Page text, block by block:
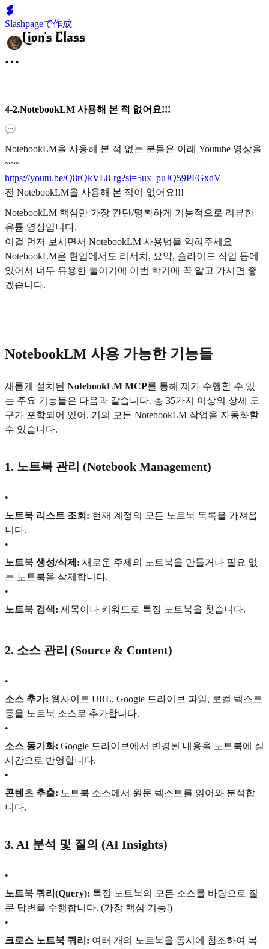
Slashpageで作成
4-2.NotebookLM 사용해 본 적 없어요!!!
NotebookLM을 사용해 본 적 없는 분들은 아래 Youtube 영상을
~~~
https://youtu.be/Q8rQkVL8-rg?si=5ux_puJQ59PFGxdV
전 NotebookLM을 사용해 본 적이 없어요!!!
NotebookLM 핵심만 가장 간단/명확하게 기능적으로 리뷰한
유튭 영상입니다.
이걸 먼저 보시면서 NotebookLM 사용법을 익혀주세요
NotebookLM은 현업에서도 리서치, 요약, 슬라이드 작업 등에
있어서 너무 유용한 툴이기에 이번 학기에 꼭 알고 가시면 좋
겠습니다.
NotebookLM 사용 가능한 기능들
새롭게 설치된 NotebookLM MCP를 통해 제가 수행할 수 있
는 주요 기능들은 다음과 같습니다. 총 35가지 이상의 상세 도
구가 포함되어 있어, 거의 모든 NotebookLM 작업을 자동화할
수 있습니다.
1. 노트북 관리 (Notebook Management)
•
노트북 리스트 조회: 현재 계정의 모든 노트북 목록을 가져옵
니다.
•
노트북 생성/삭제: 새로운 주제의 노트북을 만들거나 필요 없
는 노트북을 삭제합니다.
•
노트북 검색: 제목이나 키워드로 특정 노트북을 찾습니다.
2. 소스 관리 (Source & Content)
•
소스 추가: 웹사이트 URL, Google 드라이브 파일, 로컬 텍스트
등을 노트북 소스로 추가합니다.
•
소스 동기화: Google 드라이브에서 변경된 내용을 노트북에 실
시간으로 반영합니다.
•
콘텐츠 추출: 노트북 소스에서 원문 텍스트를 읽어와 분석합
니다.
3. AI 분석 및 질의 (AI Insights)
•
노트북 쿼리(Query): 특정 노트북의 모든 소스를 바탕으로 질
문 답변을 수행합니다. (가장 핵심 기능!)
•
크로스 노트북 쿼리: 여러 개의 노트북을 동시에 참조하여 복